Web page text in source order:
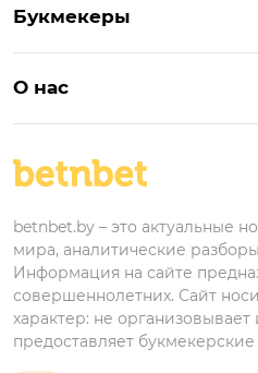
БК для ставок на киберспорт
Бонус на депозит
Бонусы Бетера
Бонусы Винлайн
Букмекеры
Марафонбет
О нас
betnbet.by – это актуальные
мира, аналитические
Информация на сайте
совершеннолетних. Сайт
характер: не
предоставляет букмекерские